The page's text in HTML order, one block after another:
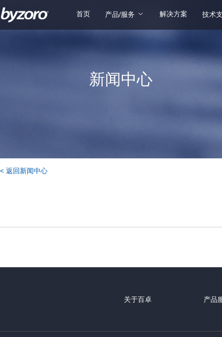
首页 产品/服务 解决方案 技术
新闻中心
< 返回新闻中心
关于百卓 产品